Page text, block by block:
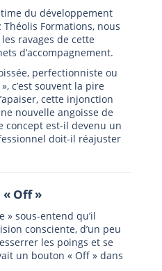
du développement
Formations, nous
ravages de cette
d’accompagnement.
perfectionniste ou
c’est souvent la pire
cette injonction
nouvelle angoisse de
concept est-il devenu un
doit-il réajuster
Off »
» sous-entend qu’il
consciente, d’un peu
les poings et se
un bouton « Off » dans